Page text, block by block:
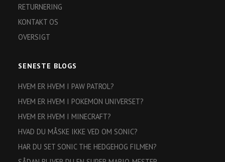
RETURNERING
KONTAKT OS
OVERSIGT
SENESTE BLOGS
HVEM ER HVEM I PAW PATROL?
HVEM ER HVEM I POKEMON UNIVERSET?
HVEM ER HVEM I MINECRAFT?
HVAD DU MÅSKE IKKE VED OM SONIC?
HAR DU SET SONIC THE HEDGEHOG FILMEN?